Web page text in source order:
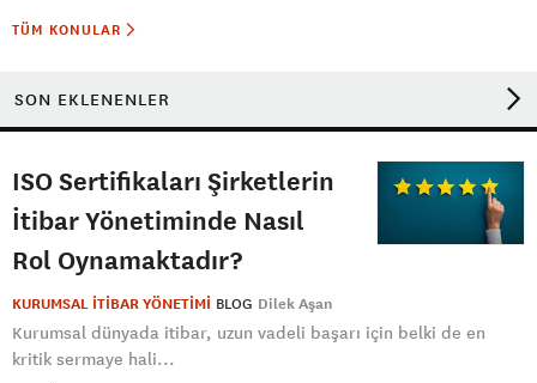
TÜM KONULAR
SON EKLENENLER
ISO Sertifikaları Şirketlerin
İtibar Yönetiminde Nasıl
Rol Oynamaktadır?
KURUMSAL İTİBAR YÖNETİMİ BLOG Dilek Aşan
Kurumsal dünyada itibar, uzun vadeli başarı için belki de en
kritik sermaye hali...